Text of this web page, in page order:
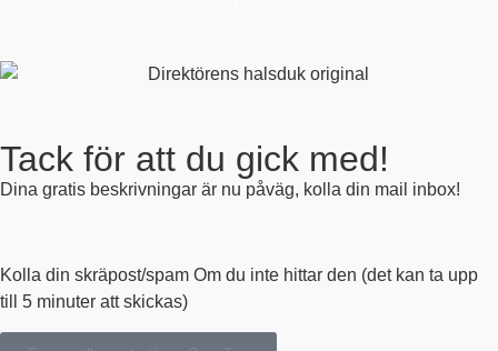
Tack för att du gick med!
Dina gratis beskrivningar är nu påväg, kolla din mail inbox!
Kolla din skräpost/spam Om du inte hittar den (det kan ta upp
till 5 minuter att skickas)